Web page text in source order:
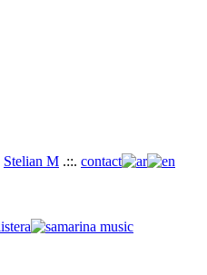
Stelian M .::. contact